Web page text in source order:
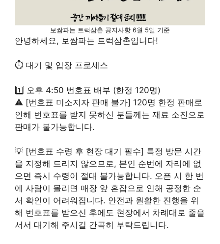
보쌈파는 트럭삼촌 공지사항 6월 5일 기준
안녕하세요, 보쌈파는 트럭삼촌입니다!
⏱️ 대기 및 입장 프로세스
1️⃣ 오후 4:50 번호표 배부 (한정 120명)
⚠️ [번호표 미소지자 판매 불가] 120명 한정 판매로
인해 번호표를 받지 못하신 분들께는 재료 소진으로
판매가 불가능합니다.
💡 [번호표 수령 후 현장 대기 필수] 특정 방문 시간
을 지정해 드리지 않으므로, 본인 순번에 자리에 없
으면 즉시 수령이 절대 불가능합니다. 오픈 시 한 번
에 사람이 몰리면 매장 앞 혼잡으로 인해 공정한 순
서 확인이 어려워집니다. 안전과 원활한 진행을 위
해 번호표를 받으신 후에도 현장에서 차례대로 줄을
서서 대기해 주시길 간곡히 부탁드립니다.